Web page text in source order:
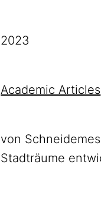
2023
Academic Articles
von
Stadträume